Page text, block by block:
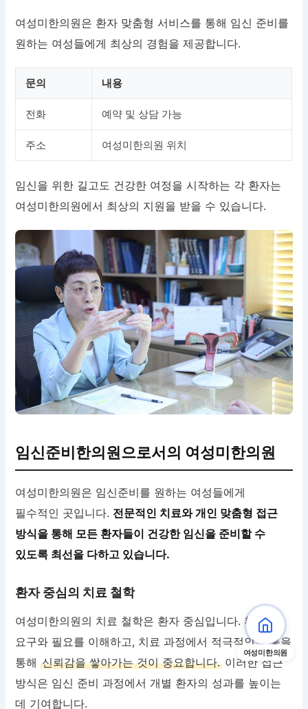
여성미한의원은 환자 맞춤형 서비스를 통해 임신 준비를
원하는 여성들에게 최상의 경험을 제공합니다.
문의 내용
전화 예약 및 상담 가능
주소 여성미한의원 위치
임신을 위한 길고도 건강한 여정을 시작하는 각 환자는
여성미한의원에서 최상의 지원을 받을 수 있습니다.
임신준비한의원으로서의 여성미한의원
여성미한의원은 임신준비를 원하는 여성들에게
필수적인 곳입니다. 전문적인 치료와 개인 맞춤형 접근
방식을 통해 모든 환자들이 건강한 임신을 준비할 수
있도록 최선을 다하고 있습니다.
환자 중심의 치료 철학
여성미한의원의 치료 철학은 환자 중심입니다. 환자의
요구와 필요를 이해하고, 치료 과정에서 적극적인 소통을
통해신뢰감을 쌓아가는 것이 중요합니다. 이러한 접근
방식은 임신 준비 과정에서 개별 환자의 성과를 높이는
데 기여합니다.
여성미한의원